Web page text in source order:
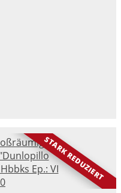
STARK REDUZIERT